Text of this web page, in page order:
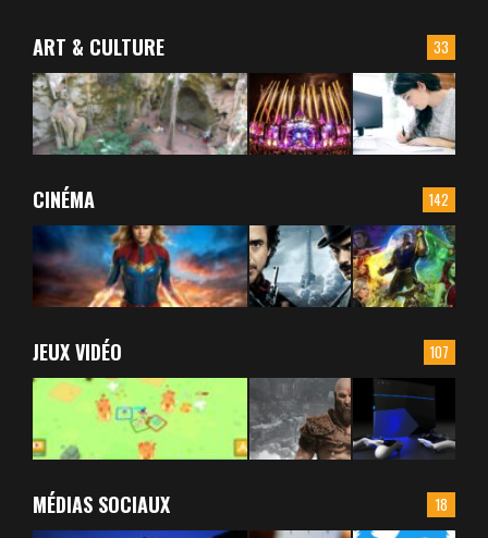
33
ART & CULTURE
142
CINÉMA
107
JEUX VIDÉO
18
MÉDIAS SOCIAUX